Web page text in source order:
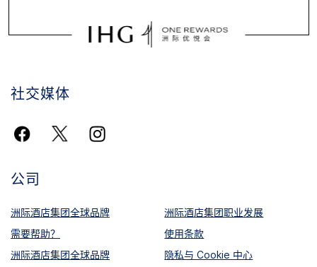
社交媒体
公司
洲际酒店集团全球品牌
洲际酒店集团职业发展
需要帮助？
使用条款
洲际酒店集团全球品牌
隐私与 Cookie 中心